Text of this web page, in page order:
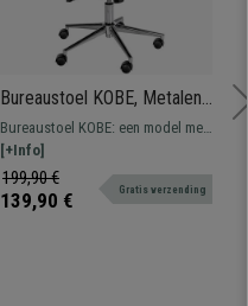
Bureaustoel KOBE, Metalen
Onderstel, Elegant
Stikselontwerp, in Zwart
Leder
Bureaustoel KOBE: een model met
een opvallend design dat comfort
combineert met hoogwaardig
materiaal.
[+Info]
199,90 €
139,90 € Gratis verzending